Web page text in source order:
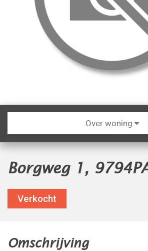
Over woning
Borgweg 1,
Verkocht
Omschrijving